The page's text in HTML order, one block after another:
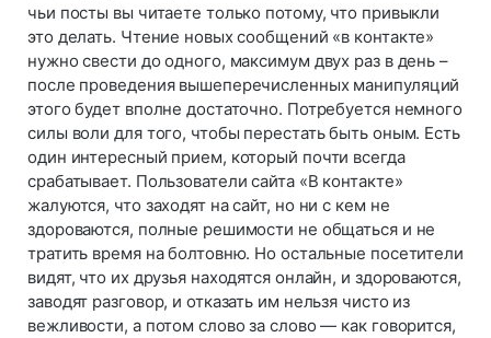
чьи посты вы читаете только потому, что привыкли
это делать. Чтение новых сообщений «в контакте»
нужно свести до одного, максимум двух раз в день –
после проведения вышеперечисленных манипуляций
этого будет вполне достаточно. Потребуется немного
силы воли для того, чтобы перестать быть оным. Есть
один интересный прием, который почти всегда
срабатывает. Пользователи сайта «В контакте»
жалуются, что заходят на сайт, но ни с кем не
здороваются, полные решимости не общаться и не
тратить время на болтовню. Но остальные посетители
видят, что их друзья находятся онлайн, и здороваются,
заводят разговор, и отказать им нельзя чисто из
вежливости, а потом слово за слово — как говорится,